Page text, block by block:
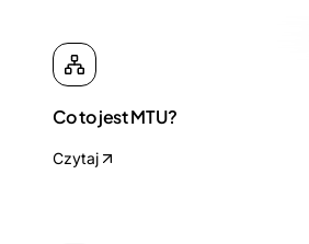
Co to jest MTU?
Czytaj